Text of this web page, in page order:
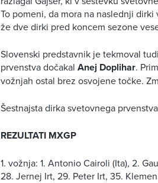
To pomeni, da mora na naslednji
že dve dirki pred koncem sezone
Slovenski predstavnik je tekmoval
prvenstva dočakal Anej Doplihar.
vožnjah ostal brez osvojene točke.
Šestnajsta dirka svetovnega
REZULTATI MXGP
1. vožnja: 1. Antonio Cairoli (Ita), 2.
28. Jernej Irt, 29. Peter Irt, 35.